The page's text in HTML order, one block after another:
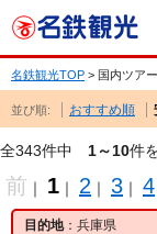
名鉄観光TOP > 国内ツア
並び順: おすすめ順
全343件中 1～10件
前 ｜ 1 ｜ 2 ｜ 3 ｜ 4
目的地：兵庫県